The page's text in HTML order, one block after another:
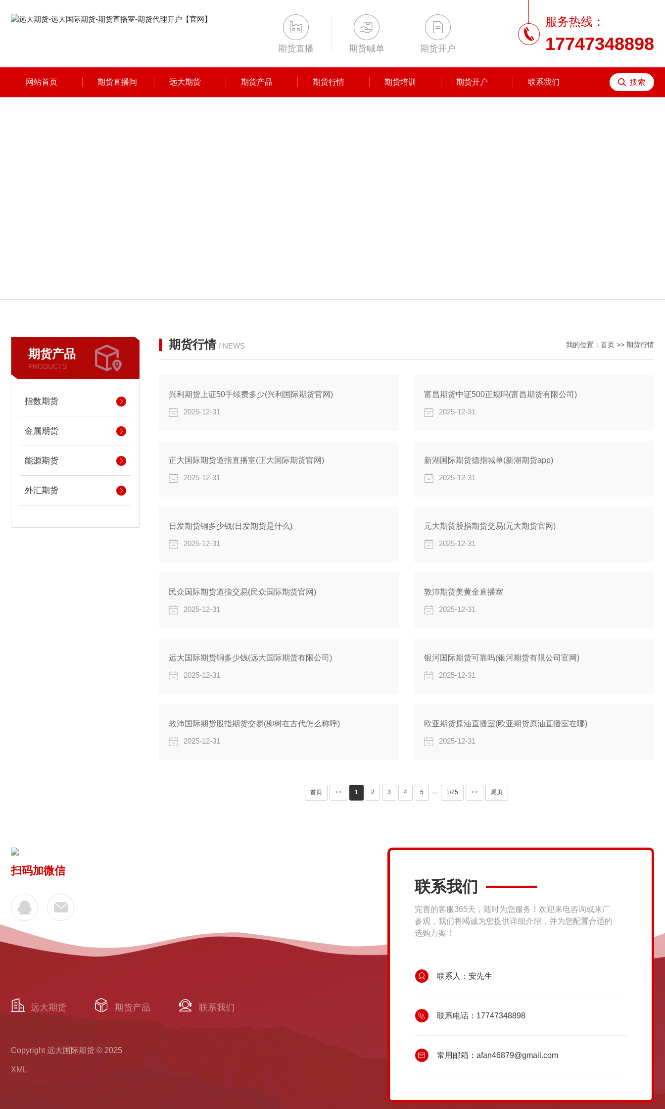
期货直播 期货喊单 期货开户
服务热线：
17747348898
网站首页 期货直播间 远大期货 期货产品 期货行情 期货培训 期货开户 联系我们
期货产品
PRODUCTS
指数期货
金属期货
能源期货
外汇期货
期货行情 / NEWS 我的位置： 首页 >> 期货行情
兴利期货上证50手续费多少(兴利国际期货官网)
2025-12-31
富昌期货中证500正规吗(富昌期货有限公司)
2025-12-31
正大国际期货道指直播室(正大国际期货官网)
2025-12-31
新湖国际期货德指喊单(新湖期货app)
2025-12-31
日发期货铜多少钱(日发期货是什么)
2025-12-31
元大期货股指期货交易(元大期货官网)
2025-12-31
民众国际期货道指交易(民众国际期货官网)
2025-12-31
敦沛期货美黄金直播室
2025-12-31
远大国际期货铜多少钱(远大国际期货有限公司)
2025-12-31
银河国际期货可靠吗(银河期货有限公司官网)
2025-12-31
敦沛国际期货股指期货交易(柳树在古代怎么称呼)
2025-12-31
欧亚期货原油直播室(欧亚期货原油直播室在哪)
2025-12-31
首页 << 1 2 3 4 5 ··· 1/25 >> 尾页
扫码加微信
远大期货 期货产品 联系我们
Copyright 远大国际期货 © 2025
XML
联系我们
完善的客服365天，随时为您服务！欢迎来电咨询或来厂
参观，我们将竭诚为您提供详细介绍，并为您配置合适的
选购方案！
联系人：安先生
联系电话：17747348898
常用邮箱：afan46879@gmail.com